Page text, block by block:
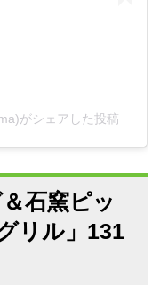
がシェアした投稿
石窯ピッ
リル」131